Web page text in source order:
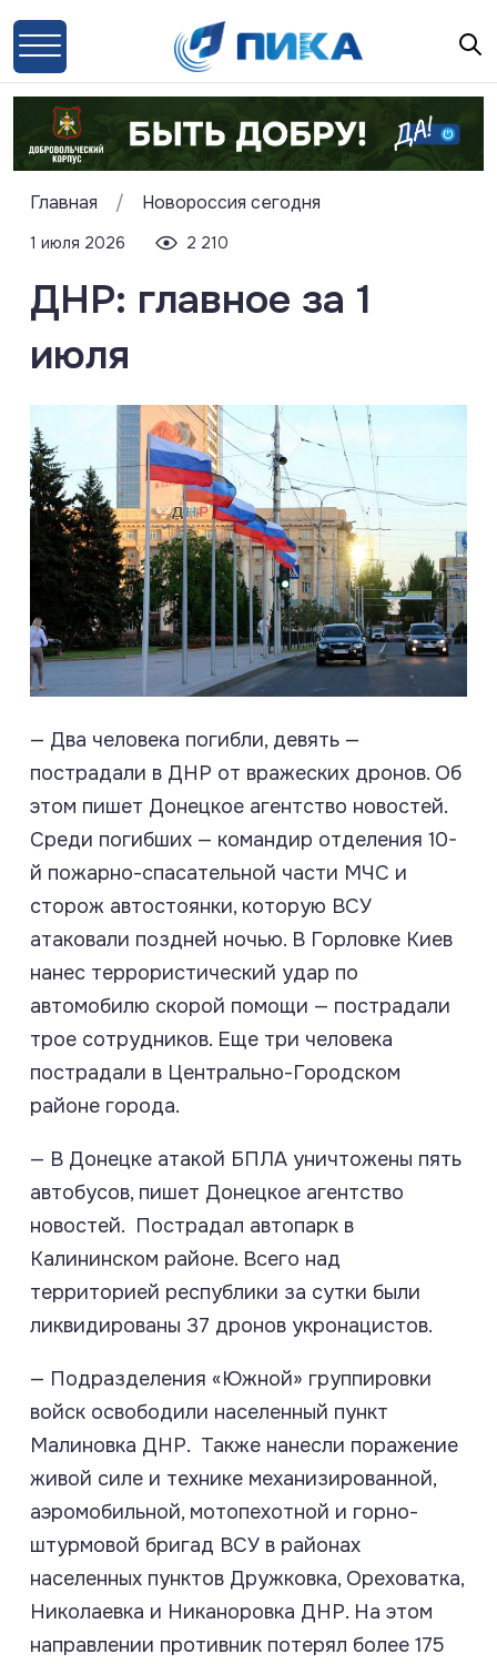
Главная / Новороссия сегодня
1 июля 2026 2 210
ДНР: главное за 1
июля
— Два человека погибли, девять —
пострадали в ДНР от вражеских дронов. Об
этом пишет Донецкое агентство новостей.
Среди погибших — командир отделения 10-
й пожарно-спасательной части МЧС и
сторож автостоянки, которую ВСУ
атаковали поздней ночью. В Горловке Киев
нанес террористический удар по
автомобилю скорой помощи — пострадали
трое сотрудников. Еще три человека
пострадали в Центрально-Городском
районе города.
— В Донецке атакой БПЛА уничтожены пять
автобусов, пишет Донецкое агентство
новостей. Пострадал автопарк в
Калининском районе. Всего над
территорией республики за сутки были
ликвидированы 37 дронов укронацистов.
— Подразделения «Южной» группировки
войск освободили населенный пункт
Малиновка ДНР. Также нанесли поражение
живой силе и технике механизированной,
аэромобильной, мотопехотной и горно-
штурмовой бригад ВСУ в районах
населенных пунктов Дружковка, Ореховатка,
Николаевка и Никаноровка ДНР. На этом
направлении противник потерял более 175